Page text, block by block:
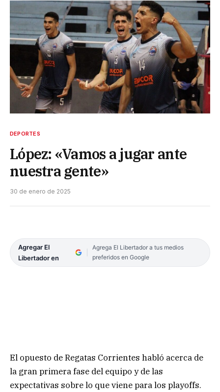
DEPORTES
López: «Vamos a jugar ante
nuestra gente»
30 de enero de 2025
Agregar El
Libertador en
Agrega El Libertador a tus medios
preferidos en Google
El opuesto de Regatas Corrientes habló acerca de
la gran primera fase del equipo y de las
expectativas sobre lo que viene para los playoffs.